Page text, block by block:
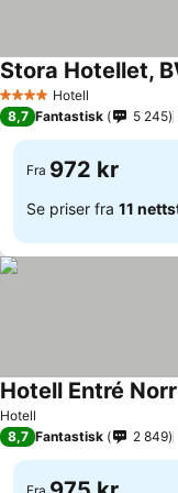
4 StjernerHotell
Stora Hotellet,
8,7 Fantastisk 5 245
Fra 972 kr
Se priser fra 11
Hotell
Hotell Entré Norr
8,7 Fantastisk 2 849
Fra